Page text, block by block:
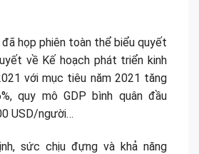
đã họp phiên toàn thể biểu quyết
về Kế hoạch phát triển kinh
với mục tiêu năm 2021 tăng
quy mô GDP bình quân đầu
USD/người…
sức chịu đựng và khả năng